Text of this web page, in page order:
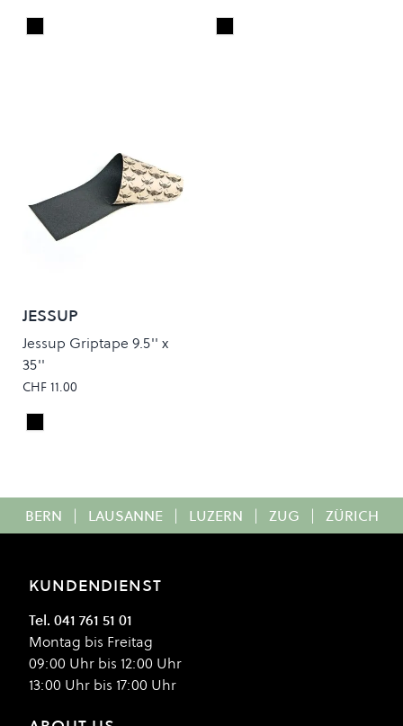
Colour
Black Colour
Black
JESSUP
Jessup Griptape 9.5'' x
35''
CHF 11.00
Colour
Black
BERN | LAUSANNE | LUZERN | ZUG | ZÜRICH
KUNDENDIENST
Tel. 041 761 51 01
Montag bis Freitag
09:00 Uhr bis 12:00 Uhr
13:00 Uhr bis 17:00 Uhr